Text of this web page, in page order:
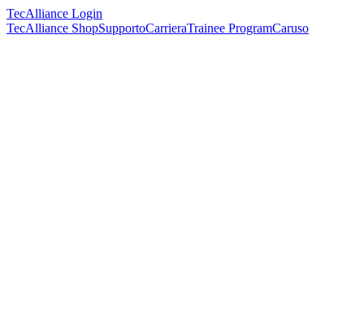
TecAlliance Login
TecAlliance ShopSupportoCarrieraTrainee ProgramCaruso